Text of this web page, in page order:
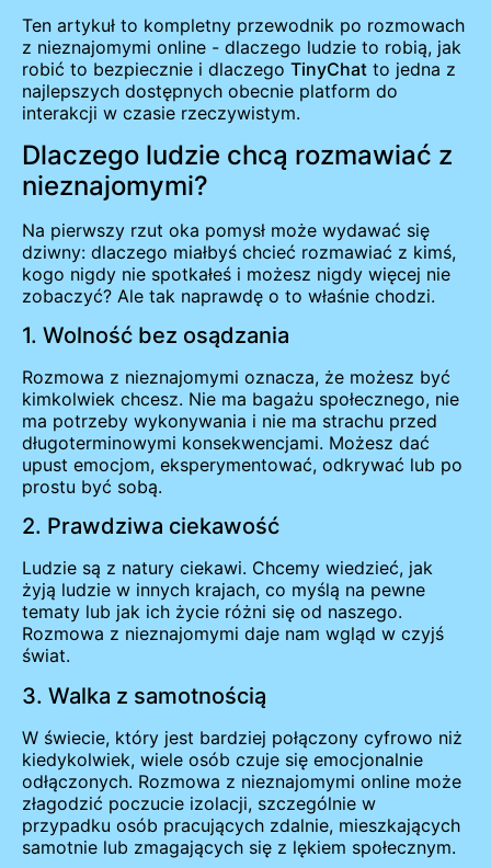
Ten artykuł to kompletny przewodnik po rozmowach
z nieznajomymi online - dlaczego ludzie to robią, jak
robić to bezpiecznie i dlaczego TinyChat to jedna z
najlepszych dostępnych obecnie platform do
interakcji w czasie rzeczywistym.
Dlaczego ludzie chcą rozmawiać z
nieznajomymi?
Na pierwszy rzut oka pomysł może wydawać się
dziwny: dlaczego miałbyś chcieć rozmawiać z kimś,
kogo nigdy nie spotkałeś i możesz nigdy więcej nie
zobaczyć? Ale tak naprawdę o to właśnie chodzi.
1. Wolność bez osądzania
Rozmowa z nieznajomymi oznacza, że możesz być
kimkolwiek chcesz. Nie ma bagażu społecznego, nie
ma potrzeby wykonywania i nie ma strachu przed
długoterminowymi konsekwencjami. Możesz dać
upust emocjom, eksperymentować, odkrywać lub po
prostu być sobą.
2. Prawdziwa ciekawość
Ludzie są z natury ciekawi. Chcemy wiedzieć, jak
żyją ludzie w innych krajach, co myślą na pewne
tematy lub jak ich życie różni się od naszego.
Rozmowa z nieznajomymi daje nam wgląd w czyjś
świat.
3. Walka z samotnością
W świecie, który jest bardziej połączony cyfrowo niż
kiedykolwiek, wiele osób czuje się emocjonalnie
odłączonych. Rozmowa z nieznajomymi online może
złagodzić poczucie izolacji, szczególnie w
przypadku osób pracujących zdalnie, mieszkających
samotnie lub zmagających się z lękiem społecznym.